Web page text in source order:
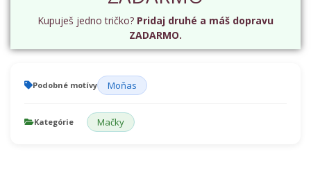
Kupuješ jedno tričko? Pridaj druhé a máš dopravu
ZADARMO.
Podobné motívy Moňas
Kategórie Mačky